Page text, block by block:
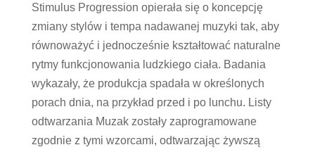
Stimulus Progression opierała się o koncepcję
zmiany stylów i tempa nadawanej muzyki tak, aby
równoważyć i jednocześnie kształtować naturalne
rytmy funkcjonowania ludzkiego ciała. Badania
wykazały, że produkcja spadała w określonych
porach dnia, na przykład przed i po lunchu. Listy
odtwarzania Muzak zostały zaprogramowane
zgodnie z tymi wzorcami, odtwarzając żywszą